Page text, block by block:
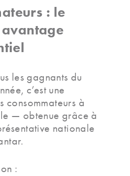
: le
les gagnants du
c’est une
consommateurs à
— obtenue grâce à
nationale
: